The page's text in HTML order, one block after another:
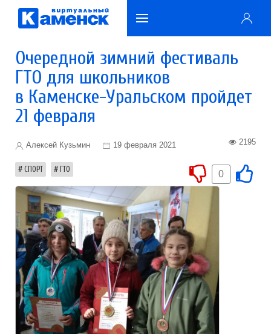
Очередной зимний фестиваль
ГТО для школьников
в Каменске-Уральском пройдет
21 февраля
Алексей Кузьмин 19 февраля 2021 2195
СПОРТ ГТО 0